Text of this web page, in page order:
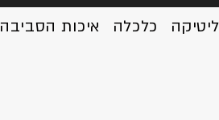
כלכלה איכות הסביבה